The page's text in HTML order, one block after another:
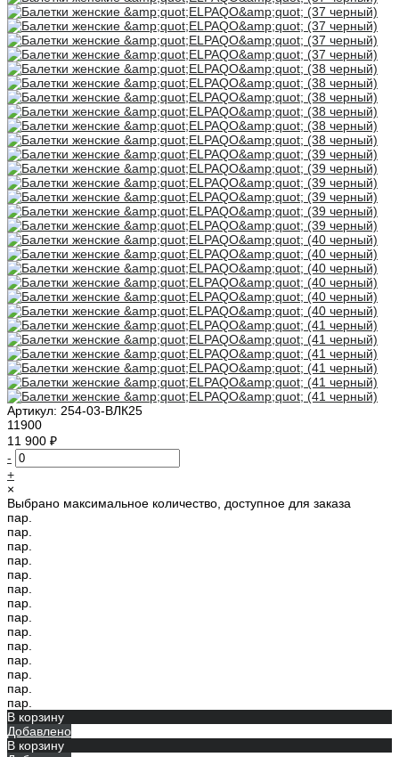
Артикул: 254-03-ВЛК25
11900
11 900 ₽
-
+
×
Выбрано максимальное количество, доступное для заказа
пар.
пар.
пар.
пар.
пар.
пар.
пар.
пар.
пар.
пар.
пар.
пар.
пар.
пар.
В корзину
Добавлено
В корзину